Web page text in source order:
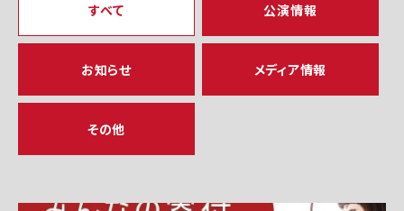
すべて 公演情報
お知らせ メディア情報
その他